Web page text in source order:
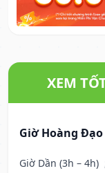
XEM
Giờ Hoàng Đạo
Giờ Dần (3h – 4h)